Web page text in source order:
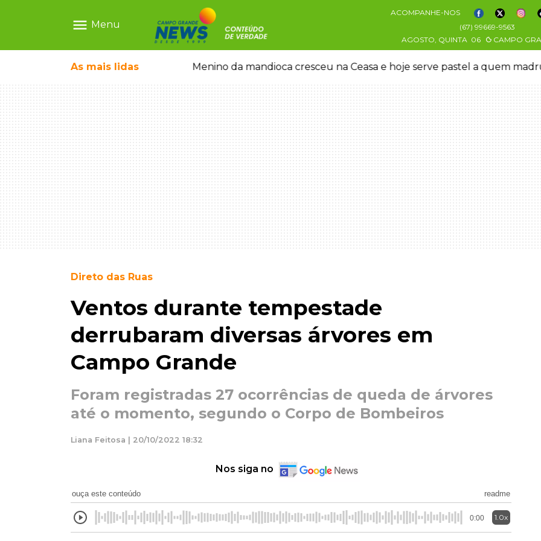
menu Menu
ACOMPANHE-NOS
(67) 99669-9563
AGOSTO, QUINTA 06 CAMPO
As mais lidas
crianças brasileiras Menino da mandioca cresceu na Ceasa e hoje serve pastel a quem
Direto das Ruas
Ventos durante tempestade
derrubaram diversas árvores em
Campo Grande
Foram registradas 27 ocorrências de queda de árvores
até o momento, segundo o Corpo de Bombeiros
Liana Feitosa | 20/10/2022 18:32
Nos siga no
ouça este conteúdo readme
0:00 1.0x